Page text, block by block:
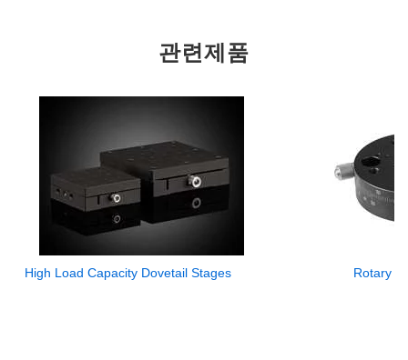
관련제품
High Load Capacity Dovetail Stages Rotary